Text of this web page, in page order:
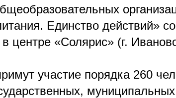
Единство действий»
центре «Солярис» (г.
участие порядка 260